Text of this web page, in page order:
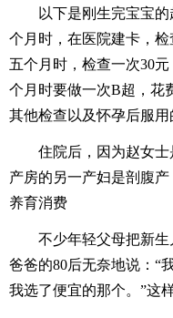
以下是刚生完宝宝
个月时，在医院建卡，
五个月时，检查一次30
个月时要做一次B超，花
其他检查以及怀孕后服
住院后，因为赵女
产房的另一产妇是剖腹
养育消费
不少年轻父母把新
爸爸的80后无奈地说：“
我选了便宜的那个。”这